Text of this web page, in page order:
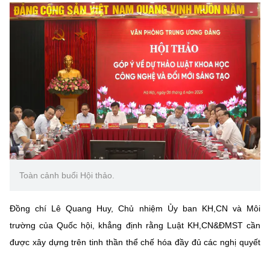
Toàn cảnh buổi Hội thảo.
Đồng chí Lê Quang Huy, Chủ nhiệm Ủy ban KH,CN và Môi
trường của Quốc hội, khẳng định rằng Luật KH,CN&ĐMST cần
được xây dựng trên tinh thần thể chế hóa đầy đủ các nghị quyết